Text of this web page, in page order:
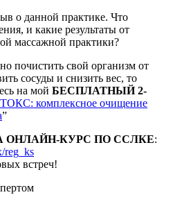
о данной практике. Что
и какие результаты от
массажной практики?
почистить свой организм от
сосуды и снизить вес, то
на мой БЕСПЛАТНЫЙ 2-
комплексное очищение
”
ОНЛАЙН-КУРС ПО ССЛКЕ:
reg_ks
встреч!